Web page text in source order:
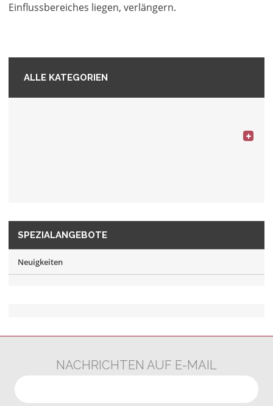
Einflussbereiches liegen, verlängern.
ALLE KATEGORIEN
SPEZIALANGEBOTE
Neuigkeiten
NACHRICHTEN AUF E-MAIL